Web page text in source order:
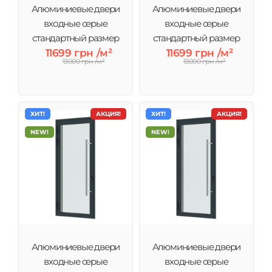
Алюминиевые двери
входные серые
стандартный размер
700х2000 мм
11699 грн /м²
13000 грн /м²
Алюминиевые двери
входные серые
стандартный размер
800х2000 мм
11699 грн /м²
13000 грн /м²
АКЦИЯ!
ХИТ!
NEW!
Алюминиевые двери
входные серые
АКЦИЯ!
ХИТ!
NEW!
Алюминиевые двери
входные серые